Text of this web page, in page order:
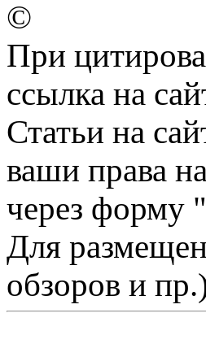
©
При
ссылка на
Статьи на
ваши права
через форму
Для
обзоров и